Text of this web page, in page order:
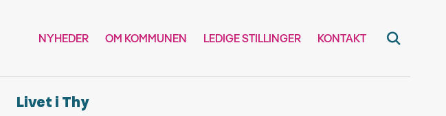
NYHEDER OM KOMMUNEN LEDIGE STILLINGER KONTAKT
Livet i Thy